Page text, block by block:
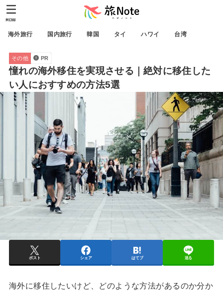
海外旅行 国内旅行 韓国 タイ ハワイ 台湾
MENU
その他 PR
憧れの海外移住を実現させる｜絶対に移住した
い人におすすめの方法5選
ポスト シェア はてブ 送る
海外に移住したいけど、どのような方法があるのか分か